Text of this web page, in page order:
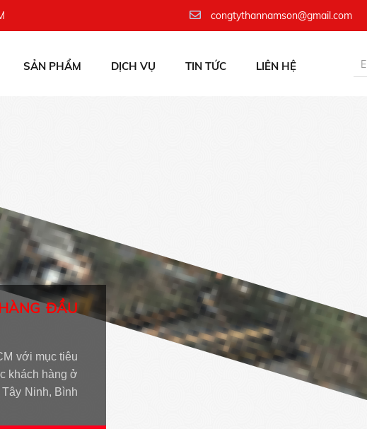
congtythannamson@gmail.com
SẢN PHẨM DỊCH VỤ TIN TỨC LIÊN HỆ
ĐẦU
với mục tiêu
khách hàng ở
Ninh, Bình